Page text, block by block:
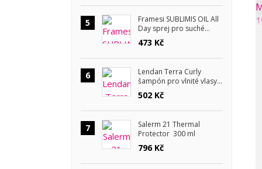
5
Framesi SUBLIMIS OIL All
Day sprej pro suché
vlasy 150 ml
473 Kč
6
Lendan Terra Curly
šampón pro vlnité vlasy
300 ml
502 Kč
7
Salerm 21 Thermal
Protector 300 ml
796 Kč